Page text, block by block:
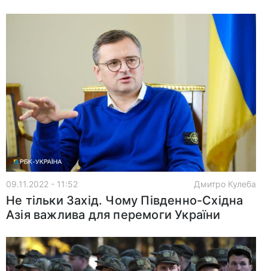
09.11.2022 - 11:52 Дмитро Кулеба
Не тільки Захід. Чому Південно-Східна
Азія важлива для перемоги України